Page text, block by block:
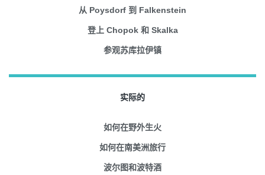
从 Poysdorf 到 Falkenstein
登上 Chopok 和 Skalka
参观苏库拉伊镇
实际的
如何在野外生火
如何在南美洲旅行
波尔图和波特酒